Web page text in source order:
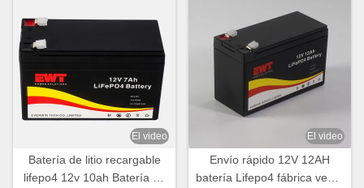
El video
Batería de litio recargable
lifepo4 12v 10ah Batería de
El video
Envío rápido 12V 12AH
batería Lifepo4 fábrica venta